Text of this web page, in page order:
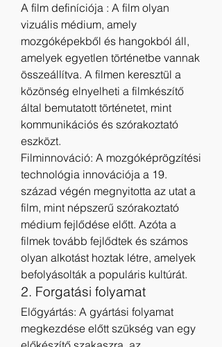
A film definíciója : A film olyan
vizuális médium, amely
mozgóképekből és hangokból áll,
amelyek egyetlen történetbe vannak
összeállítva. A filmen keresztül a
közönség elnyelheti a filmkészítő
által bemutatott történetet, mint
kommunikációs és szórakoztató
eszközt.
Filminnováció: A mozgóképrögzítési
technológia innovációja a 19.
század végén megnyitotta az utat a
film, mint népszerű szórakoztató
médium fejlődése előtt. Azóta a
filmek tovább fejlődtek és számos
olyan alkotást hoztak létre, amelyek
befolyásolták a populáris kultúrát.
2. Forgatási folyamat
Előgyártás: A gyártási folyamat
megkezdése előtt szükség van egy